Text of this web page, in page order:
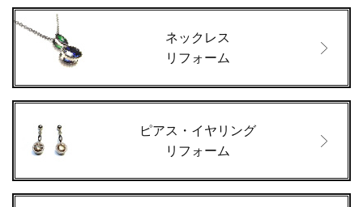
ネックレス
リフォーム
ピアス・イヤリング
リフォーム